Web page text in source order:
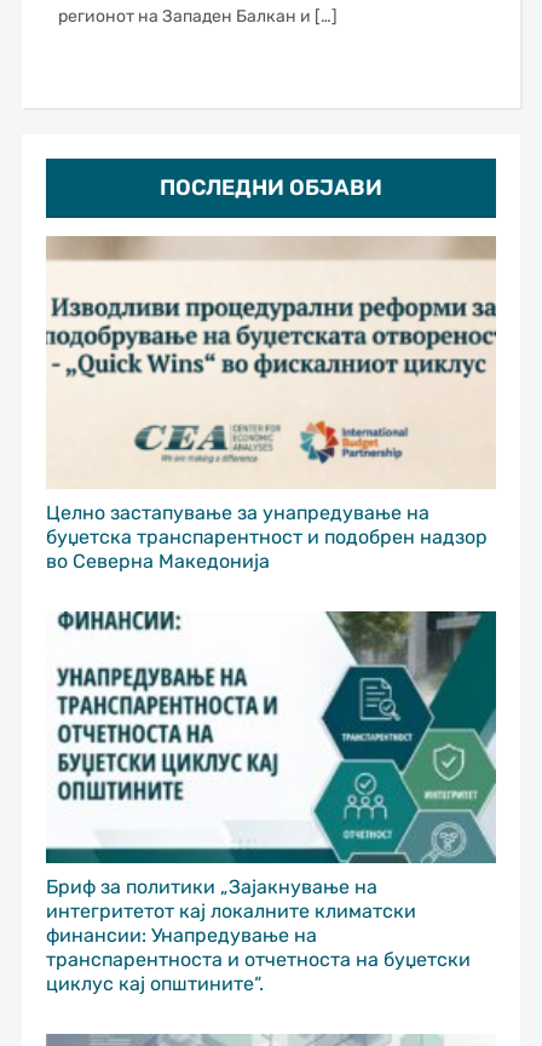
ПОСЛЕДНИ ОБЈАВИ
Целно застапување за унапредување на
буџетска транспарентност и подобрен надзор
во Северна Македонија
Бриф за политики „Зајакнување на
интегритетот кај локалните климатски
финансии: Унапредување на
транспарентноста и отчетноста на буџетски
циклус кај општините“.
регионот на Западен Балкан и […]